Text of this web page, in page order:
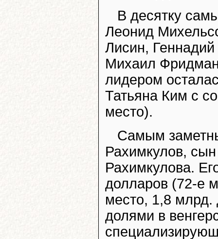
В десятку
Леонид
Лисин,
Михаил
лидером
Татьяна Ким с
место).
Самым
Рахимкулов,
Рахимкулова.
долларов (72-е
место, 1,8 млрд.
долями в